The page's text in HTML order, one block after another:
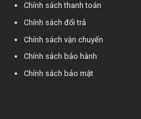
Chính sách thanh toán
Chính sách đổi trả
Chính sách vận chuyển
Chính sách bảo hành
Chính sách bảo mật